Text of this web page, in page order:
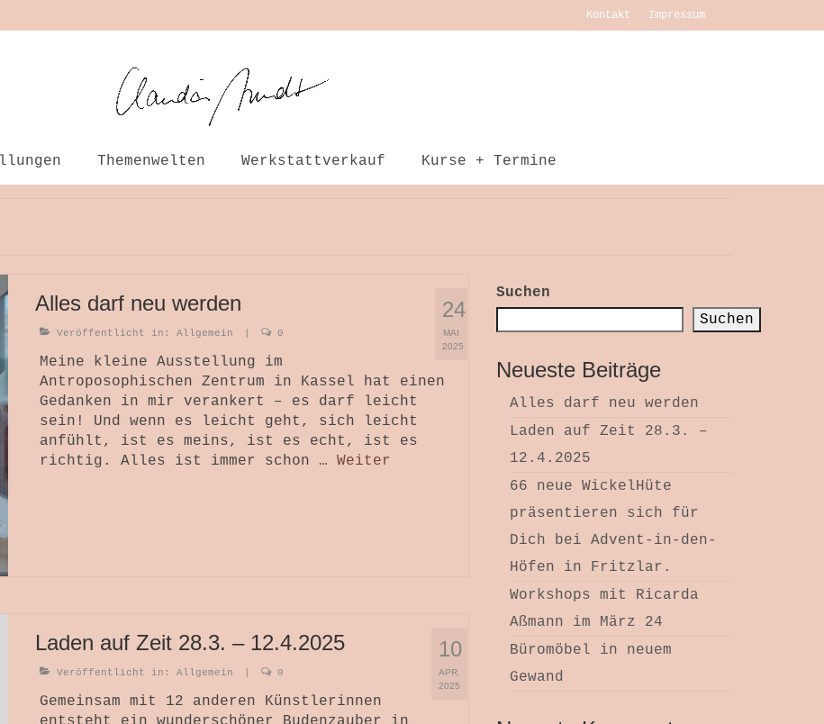
Kontakt Impressum
Themenwelten Werkstattverkauf Kurse + Termine
24
MAI
2025
Alles darf neu werden
Veröffentlicht in: Allgemein 0
Meine kleine Ausstellung im
Antroposophischen Zentrum in Kassel hat einen
Gedanken in mir verankert – es darf leicht
sein! Und wenn es leicht geht, sich leicht
anfühlt, ist es meins, ist es echt, ist es
richtig. Alles ist immer schon … Weiter
10
APR.
2025
Laden auf Zeit 28.3. – 12.4.2025
Veröffentlicht in: Allgemein 0
Gemeinsam mit 12 anderen Künstlerinnen
Suchen
Suchen
Neueste Beiträge
Alles darf neu werden
Laden auf Zeit 28.3. –
12.4.2025
66 neue WickelHüte
präsentieren sich für
Dich bei Advent-in-den-
Höfen in Fritzlar.
Workshops mit Ricarda
Aßmann im März 24
Büromöbel in neuem
Gewand